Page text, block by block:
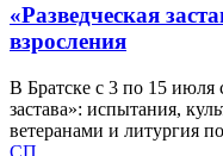
«Разведческая
взросления
В Братске с 3 по 15 июля
застава»: испытания,
ветеранами и литургия
СП